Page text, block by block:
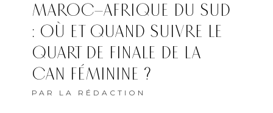
MAROC–AFRIQUE DU SUD
: OÙ ET QUAND SUIVRE LE
QUART DE FINALE DE LA
CAN FÉMININE ?
PAR LA RÉDACTION